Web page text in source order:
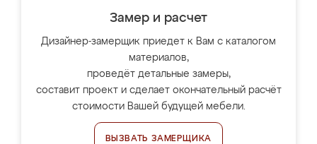
Замер и расчет
Дизайнер-замерщик приедет к Вам с каталогом
материалов,
проведёт детальные замеры,
составит проект и сделает окончательный расчёт
стоимости Вашей будущей мебели.
ВЫЗВАТЬ ЗАМЕРЩИКА